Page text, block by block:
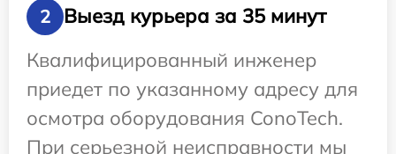
2
Выезд курьера за 35 минут
Квалифицированный инженер
приедет по указанному адресу для
осмотра оборудования ConoTech.
При серьезной неисправности мы